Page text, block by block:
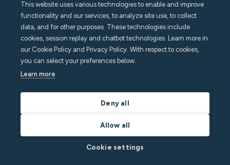
Lingua
This website uses various technologies to enable and improve
functionality and our services, to analyze site use, to collect
data, and for other purposes. These technologies include
cookies, session replay and chatbot technologies. Learn more in
our Cookie Policy and Privacy Policy. With respect to cookies,
you can select your preferences below.
Learn more
Deny all
Allow all
Cookie settings